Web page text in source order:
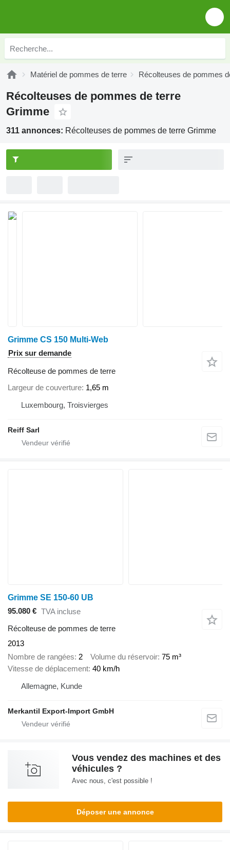
Matériel de pommes de terre Récolteuses de pommes
Récolteuses de pommes de terre
Grimme
311 annonces: Récolteuses de pommes de terre Grimme
Grimme CS 150 Multi-Web
Prix sur demande
Récolteuse de pommes de terre
Largeur de couverture 1,65 m
Luxembourg, Troisvierges
Reiff Sarl
Grimme SE 150-60 UB
95.080 € TVA incluse
Récolteuse de pommes de terre
2013
Nombre de rangées 2 Volume du réservoir 75 m³
Vitesse de déplacement 40 km/h
Allemagne, Kunde
Merkantil Export-Import GmbH
Vous vendez des machines et des
véhicules ?
Avec nous, c'est possible !
Déposer une annonce